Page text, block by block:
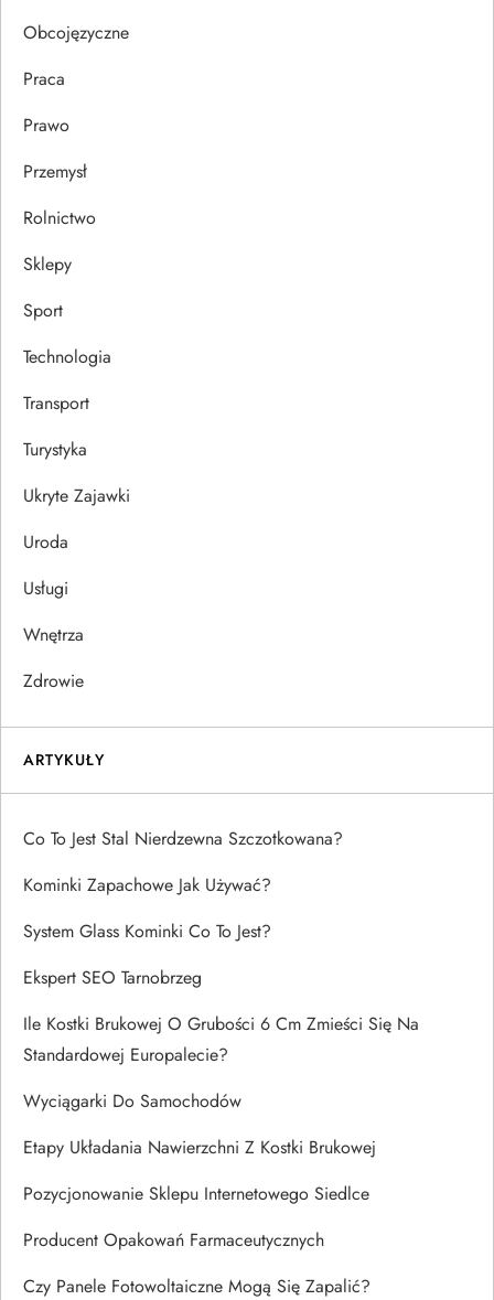
u
Obcojęzyczne
Praca
Prawo
Przemysł
Rolnictwo
Sklepy
Sport
Technologia
Transport
Turystyka
Ukryte Zajawki
Uroda
Usługi
Wnętrza
Zdrowie
ARTYKUŁY
Co To Jest Stal Nierdzewna Szczotkowana?
Kominki Zapachowe Jak Używać?
System Glass Kominki Co To Jest?
Ekspert SEO Tarnobrzeg
Ile Kostki Brukowej O Grubości 6 Cm Zmieści Się Na
Standardowej Europalecie?
Wyciągarki Do Samochodów
Etapy Układania Nawierzchni Z Kostki Brukowej
Pozycjonowanie Sklepu Internetowego Siedlce
Producent Opakowań Farmaceutycznych
Czy Panele Fotowoltaiczne Mogą Się Zapalić?